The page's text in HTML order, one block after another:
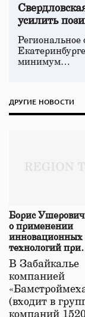
усилить
минимум…
ДРУГИЕ НОВОСТИ
Борис Ушерович
о применении
инновационных
технологий при
строительстве
в Забайкалье
В Забайкалье
компанией
(входит в
компаний